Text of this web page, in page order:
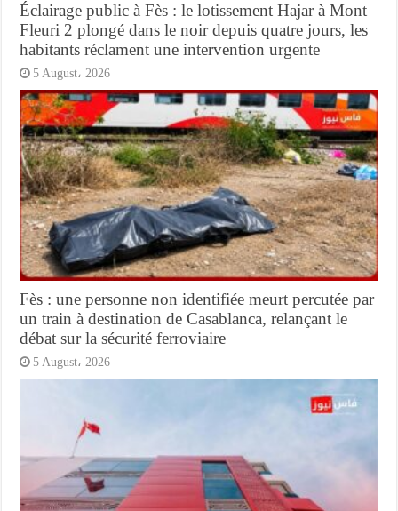
Éclairage public à Fès : le lotissement Hajar à Mont
Fleuri 2 plongé dans le noir depuis quatre jours, les
habitants réclament une intervention urgente
5 August، 2026
Fès : une personne non identifiée meurt percutée par
un train à destination de Casablanca, relançant le
débat sur la sécurité ferroviaire
5 August، 2026